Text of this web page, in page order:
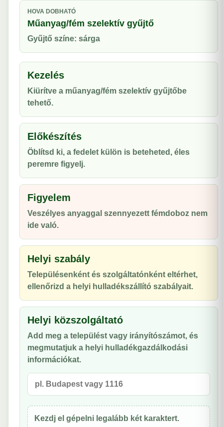
HOVA DOBHATÓ
Műanyag/fém szelektív gyűjtő
Gyűjtő színe: sárga
Kezelés
Kiürítve a műanyag/fém szelektív gyűjtőbe
tehető.
Előkészítés
Öblítsd ki, a fedelet külön is beteheted, éles
peremre figyelj.
Figyelem
Veszélyes anyaggal szennyezett fémdoboz nem
ide való.
Helyi szabály
Településenként és szolgáltatónként eltérhet,
ellenőrizd a helyi hulladékszállító szabályait.
Helyi közszolgáltató
Add meg a települést vagy irányítószámot, és
megmutatjuk a helyi hulladékgazdálkodási
információkat.
Kezdj el gépelni legalább két karaktert.